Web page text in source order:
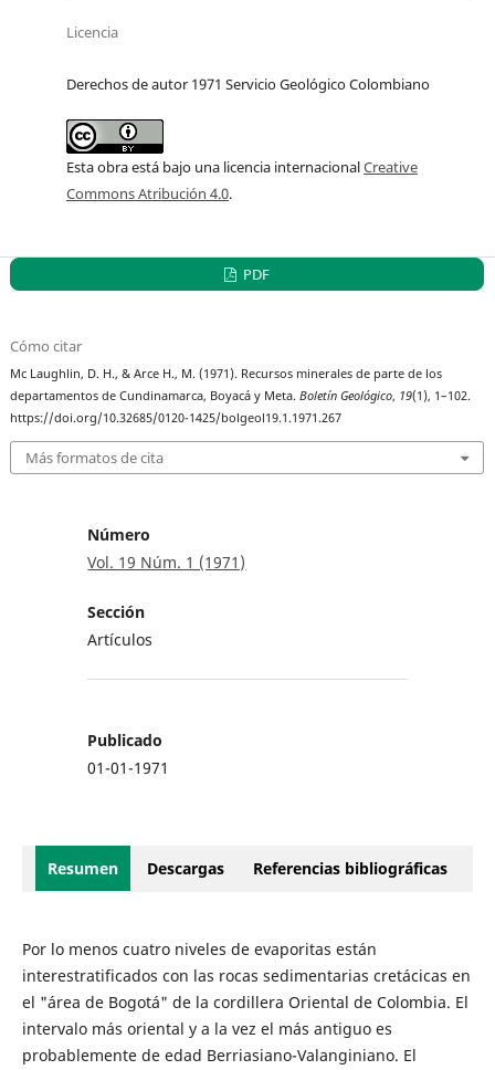
Licencia
Derechos de autor 1971 Servicio Geológico Colombiano
Esta obra está bajo una licencia internacionalCreative
Commons Atribución 4.0.
PDF
Cómo citar
Mc Laughlin, D. H., & Arce H., M. (1971). Recursos minerales de parte de los
departamentos de Cundinamarca, Boyacá y Meta.Boletín Geológico, 19(1), 1–102.
https://doi.org/10.32685/0120-1425/bolgeol19.1.1971.267
Más formatos de cita
Número
Vol. 19 Núm. 1 (1971)
Sección
Artículos
Publicado
01-01-1971
Resumen Descargas Referencias bibliográficas
Por lo menos cuatro niveles de evaporitas están
interestratificados con las rocas sedimentarias cretácicas en
el "área de Bogotá" de la cordillera Oriental de Colombia. El
intervalo más oriental y a la vez el más antiguo es
probablemente de edad Berriasiano-Valanginiano. El